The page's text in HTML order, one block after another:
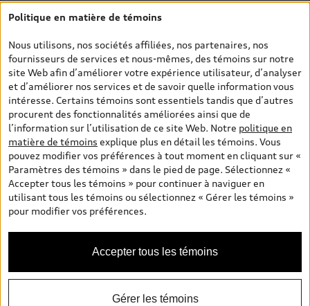
d’administration des concessionnaires. Toutefois, les taxes de
vente sont exclues. Veuillez noter que les prix de l’estimateur de
Configurateur et prix (à titre indicatif). Toutefois, s’il a été
consulté à partir des pages de recherche de véhicules neufs et
d’occasion, les prix indiqués sont des prix de vente (prix de vente
réels). Sur les pages de renseignements généraux sur les
véhicules, les modèles sont montrés à titre indicatif seulement,
avec des caractéristiques qui peuvent ne pas être offertes sur les
modèles canadiens. Malgré les efforts déployés pour assurer
l’exactitude de ces renseignements, des erreurs peuvent survenir
et la disponibilité peut changer; veuillez donc visiter votre
concessionnaire pour obtenir les détails et les spécifications
actuelles de chaque modèle. Tous droits réservés. Les marques de
commerce d’Audi AG sont utilisées sous licence.
Politique en matière de témoins
Nous utilisons, nos sociétés affiliées, nos partenaires, nos
fournisseurs de services et nous-mêmes, des témoins sur notre
site Web afin d’améliorer votre expérience utilisateur, d’analyser
et d’améliorer nos services et de savoir quelle information vous
intéresse. Certains témoins sont essentiels tandis que d’autres
procurent des fonctionnalités améliorées ainsi que de
l’information sur l’utilisation de ce site Web. Notre politique en
matière de témoins explique plus en détail les témoins. Vous
pouvez modifier vos préférences à tout moment en cliquant sur «
Paramètres des témoins » dans le pied de page. Sélectionnez «
Accepter tous les témoins » pour continuer à naviguer en
utilisant tous les témoins ou sélectionnez « Gérer les témoins »
pour modifier vos préférences.
Accepter tous les témoins
Gérer les témoins